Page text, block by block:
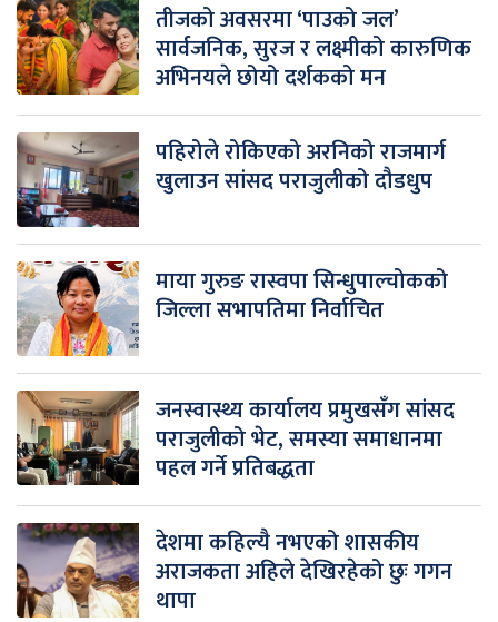
तीजको अवसरमा ‘पाउको जल’
सार्वजनिक, सुरज र लक्ष्मीको कारुणिक
अभिनयले छोयो दर्शकको मन
पहिरोले रोकिएको अरनिको राजमार्ग
खुलाउन सांसद पराजुलीको दौडधुप
माया गुरुङ रास्वपा सिन्धुपाल्चोकको
जिल्ला सभापतिमा निर्वाचित
जनस्वास्थ्य कार्यालय प्रमुखसँग सांसद
पराजुलीको भेट, समस्या समाधानमा
पहल गर्ने प्रतिबद्धता
देशमा कहिल्यै नभएको शासकीय
अराजकता अहिले देखिरहेको छुः गगन
थापा